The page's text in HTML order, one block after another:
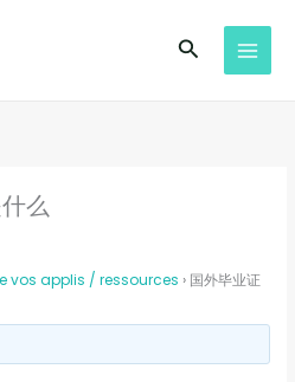
么
vos applis / ressources › 国外毕业证